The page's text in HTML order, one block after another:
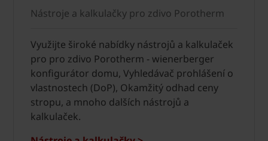
Nástroje a kalkulačky pro zdivo Porotherm
Využijte široké nabídky nástrojů a kalkulaček
pro pro zdivo Porotherm - wienerberger
konfigurátor domu, Vyhledávač prohlášení o
vlastnostech (DoP), Okamžitý odhad ceny
stropu, a mnoho dalších nástrojů a
kalkulaček.